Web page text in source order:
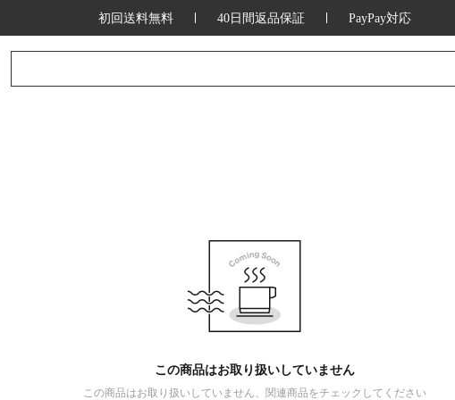
初回送料無料 40日間返品保証 PayPay対応
この商品はお取り扱いしていません
この商品はお取り扱いしていません、関連商品をチェックしてください